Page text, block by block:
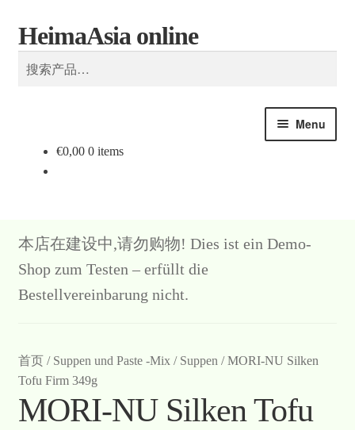
Skip
to
navigation
Skip
to
content
HeimaAsia online
索：
搜
索
Menu
€0,00 0 items
本店在建设中,请勿购物! Dies ist ein Demo-
Shop zum Testen – erfüllt die
Bestellvereinbarung nicht.
首页/ Suppen und Paste -Mix/ Suppen /MORI-NU Silken
Tofu Firm 349g
MORI-NU Silken Tofu